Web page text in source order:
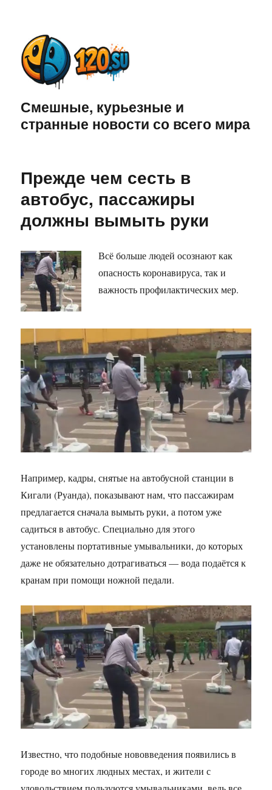
Смешные, курьезные и
странные новости со всего мира
Прежде чем сесть в
автобус, пассажиры
должны вымыть руки
Всё больше людей осознают как
опасность коронавируса, так и
важность профилактических мер.
Например, кадры, снятые на автобусной станции в
Кигали (Руанда), показывают нам, что пассажирам
предлагается сначала вымыть руки, а потом уже
садиться в автобус. Специально для этого
установлены портативные умывальники, до которых
даже не обязательно дотрагиваться — вода подаётся к
кранам при помощи ножной педали.
Известно, что подобные нововведения появились в
городе во многих людных местах, и жители с